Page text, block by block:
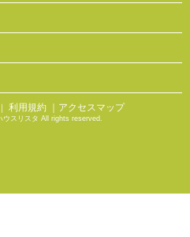
｜ 利用規約 ｜アクセスマップ
スリスタ All rights reserved.